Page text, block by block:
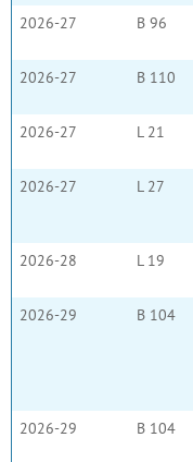
2026-27 B 96
2026-27
B 110
2026-27
L 21
2026-27 L 27
2026-28
L 19
2026-29 B 104
2026-29 B 104